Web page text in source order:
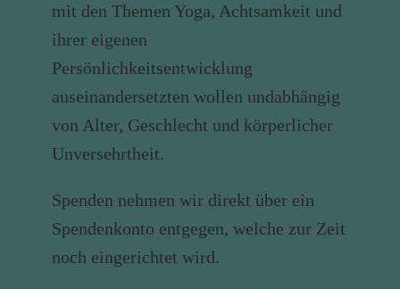
mit den Themen Yoga, Achtsamkeit und
ihrer eigenen
Persönlichkeitsentwicklung
auseinandersetzten wollen undabhängig
von Alter, Geschlecht und körperlicher
Unversehrtheit.
Spenden nehmen wir direkt über ein
Spendenkonto entgegen, welche zur Zeit
noch eingerichtet wird.